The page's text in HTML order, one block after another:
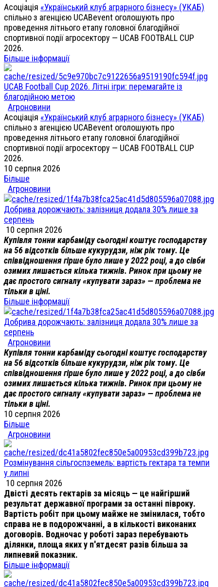
Асоціація «Український клуб аграрного бізнесу» (УКАБ)
спільно з агенцією UCABevent оголошують про
проведення літнього етапу головної благодійної
спортивної події агросектору — UCAB FOOTBALL CUP
2026.
Більше інформації
UCAB Football Cup 2026. Літні ігри: перемагайте із
благодійною метою
Агроновини
Асоціація «Український клуб аграрного бізнесу» (УКАБ)
спільно з агенцією UCABevent оголошують про
проведення літнього етапу головної благодійної
спортивної події агросектору — UCAB FOOTBALL CUP
2026.
10 серпня 2026
Більше
Агроновини
Добрива дорожчають: залізниця додала 30% лише за
серпень
10 серпня 2026
Купівля тонни карбаміду сьогодні коштує господарству
на 56 відсотків більше кукурудзи, ніж рік тому. Це
співвідношення гірше було лише у 2022 році, а до сівби
озимих лишається кілька тижнів. Ринок при цьому не
дає простого сигналу «купувати зараз» — проблема не
тільки в ціні.
Більше інформації
Добрива дорожчають: залізниця додала 30% лише за
серпень
Агроновини
Купівля тонни карбаміду сьогодні коштує господарству
на 56 відсотків більше кукурудзи, ніж рік тому. Це
співвідношення гірше було лише у 2022 році, а до сівби
озимих лишається кілька тижнів. Ринок при цьому не
дає простого сигналу «купувати зараз» — проблема не
тільки в ціні.
10 серпня 2026
Більше
Агроновини
Розмінування сільгоспземель: вартість гектара та темпи
у липні
10 серпня 2026
Двісті десять гектарів за місяць — це найгірший
результат державної програми за останні півроку.
Вартість робіт при цьому майже не змінилася, тобто
справа не в подорожчанні, а в кількості виконаних
договорів. Водночас у роботі зараз перебувають
ділянки, площа яких у п'ятдесят разів більша за
липневий показник.
Більше інформації